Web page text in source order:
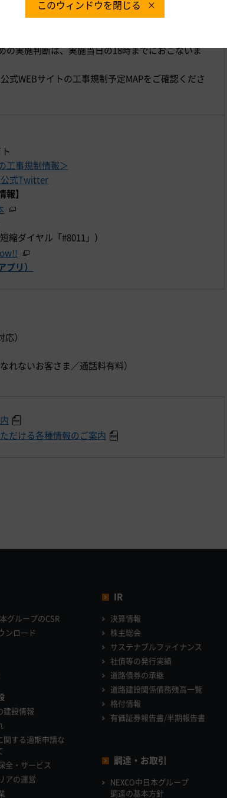
の実施判断は、実施当日の18時までにおこないま
式WEBサイトの工事規制予定MAPをご確認くださ
工事規制情報＞
公式Twitter
】
縮ダイヤル「#8011」）
リ）
）
れないお客さま／通話料有料）
だける各種情報のご案内
グループのCSR
ンロード
建設情報
関する適期申請な
全・サービス
アの運営
IR
決算情報
株主総会
サステナブルファイナンス
社債等の発行実績
道路債券の承継
道路建設関係債務残高一覧
格付情報
有価証券報告書/半期報告書
調達・お取引
NEXCO中日本グループ
調達の基本方針
このウィンドウを閉じる